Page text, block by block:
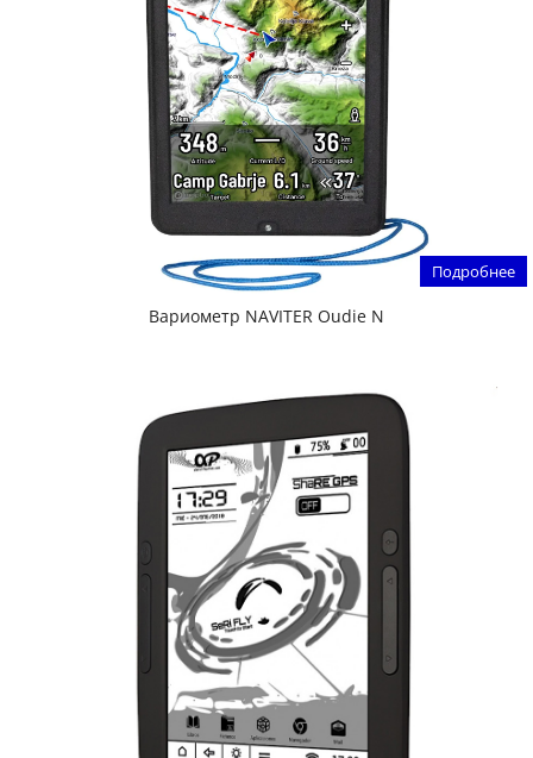
Подробнее
Вариометр NAVITER Oudie N